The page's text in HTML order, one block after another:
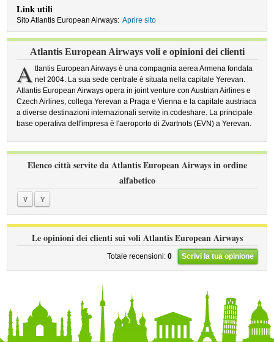
Link utili
Sito Atlantis European Airways: Aprire sito
Atlantis European Airways voli e opinioni dei clienti
A tlantis European Airways è una compagnia aerea Armena fondata
nel 2004. La sua sede centrale è situata nella capitale Yerevan.
Atlantis European Airways opera in joint venture con Austrian Airlines e
Czech Airlines, collega Yerevan a Praga e Vienna e la capitale austriaca
a diverse destinazioni internazionali servite in codeshare. La principale
base operativa dell'impresa è l'aeroporto di Zvartnots (EVN) a Yerevan.
Elenco città servite da Atlantis European Airways in ordine
alfabetico
V Y
Le opinioni dei clienti sui voli Atlantis European Airways
Totale recensioni: 0 Scrivi la tua opinione